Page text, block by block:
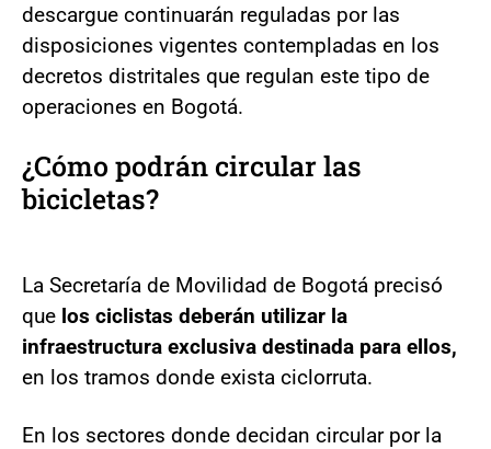
descargue continuarán reguladas por las
disposiciones vigentes contempladas en los
decretos distritales que regulan este tipo de
operaciones en Bogotá.
¿Cómo podrán circular las
bicicletas?
La Secretaría de Movilidad de Bogotá precisó
que los ciclistas deberán utilizar la
infraestructura exclusiva destinada para ellos,
en los tramos donde exista ciclorruta.
En los sectores donde decidan circular por la